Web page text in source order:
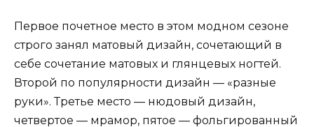
Первое почетное место в этом модном сезоне
строго занял матовый дизайн, сочетающий в
себе сочетание матовых и глянцевых ногтей.
Второй по популярности дизайн — «разные
руки». Третье место — нюдовый дизайн,
четвертое — мрамор, пятое — фольгированный